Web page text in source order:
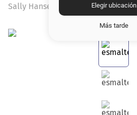
Elegir ubicación
Más tarde
Sally Hansen
7. serum
8.